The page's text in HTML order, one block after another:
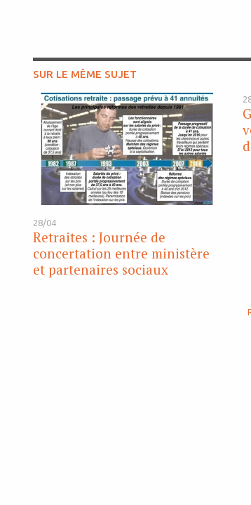
SUR LE MÊME SUJET
28/04
Retraites : Journée de
concertation entre ministère
et partenaires sociaux